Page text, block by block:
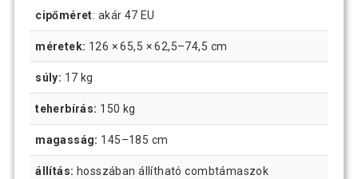
cipőméret: akár 47 EU
méretek: 126 × 65,5 × 62,5–74,5 cm
súly: 17 kg
teherbírás: 150 kg
magasság: 145–185 cm
állítás: hosszában állítható combtámaszok